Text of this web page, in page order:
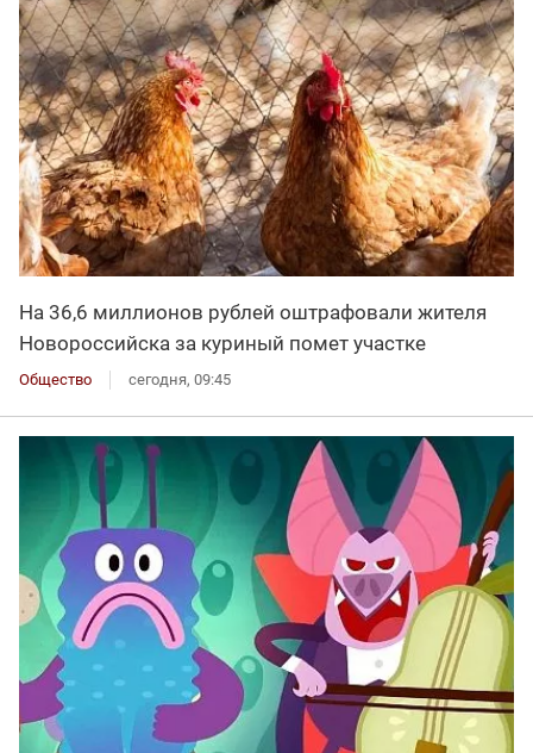
На 36,6 миллионов рублей оштрафовали жителя
Новороссийска за куриный помет участке
Общество сегодня, 09:45